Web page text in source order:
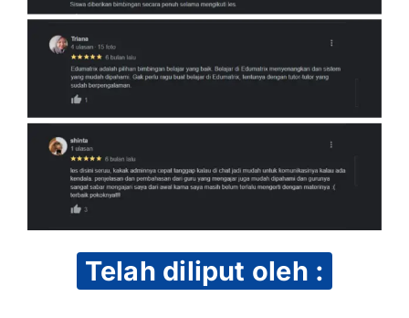
Telah diliput oleh :